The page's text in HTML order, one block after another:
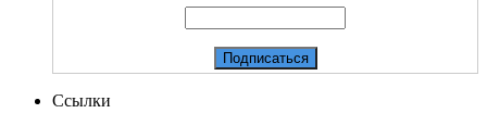
Ссылки